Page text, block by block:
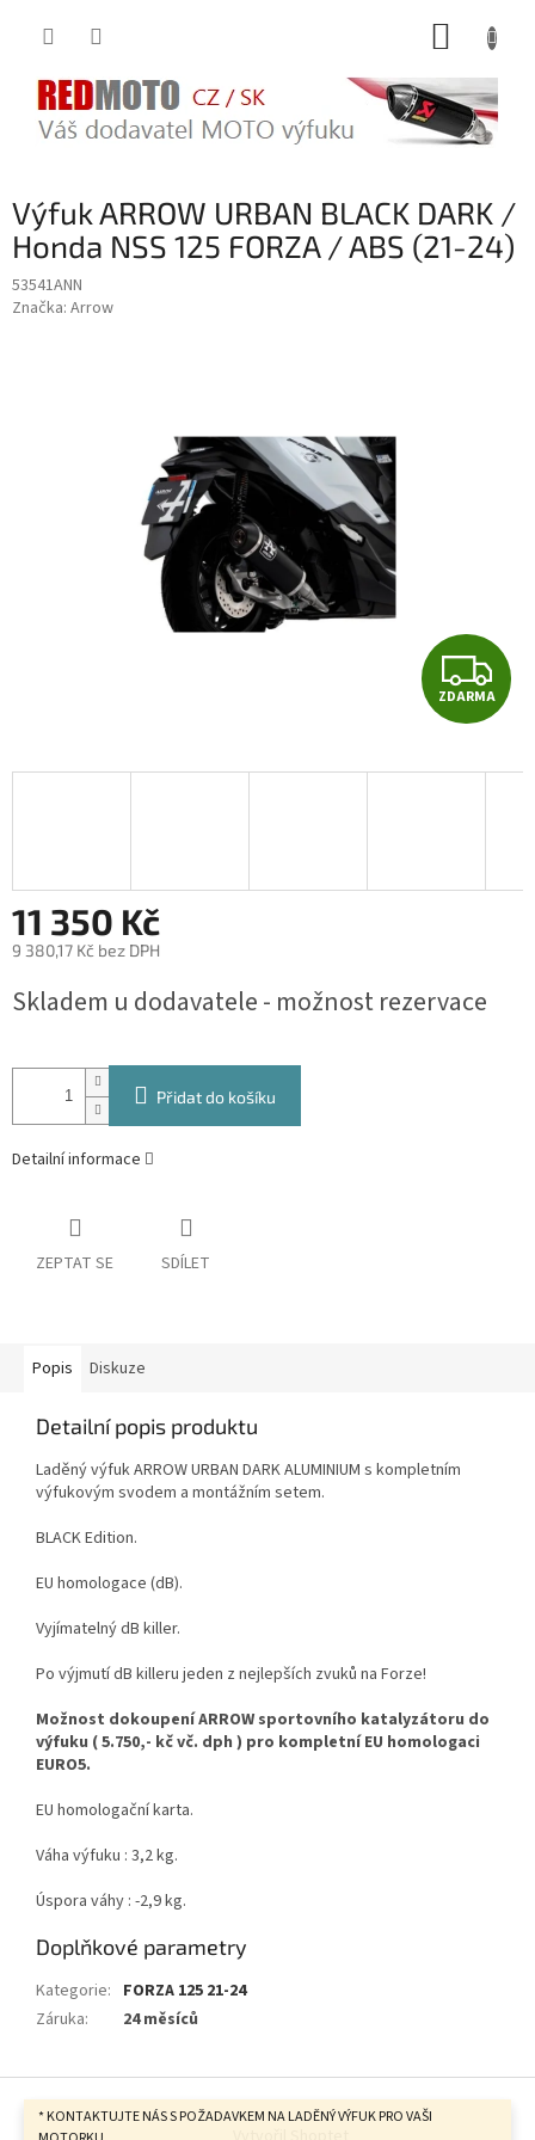
* KONTAKTUJTE NÁS S POŽADAVKEM NA LADĚNÝ VÝFUK PRO VAŠI
Výfuk ARROW URBAN BLACK DARK /
Honda NSS 125 FORZA / ABS (21-24)
53541ANN
Značka: Arrow
Z
D
A
ZDARMA
11 350 Kč
9 380,17 Kč bez DPH
cena:
Skladem u dodavatele - možnost rezervace
Přidat do košíku
Detailní informace
ZEPTAT SE SDÍLET
Popis Diskuze
Detailní popis produktu
Laděný výfuk ARROW URBAN DARK ALUMINIUM s kompletním
výfukovým svodem a montážním setem.
BLACK Edition.
EU homologace (dB).
Vyjímatelný dB killer.
Po výjmutí dB killeru jeden z nejlepších zvuků na Forze!
Možnost dokoupení ARROW sportovního katalyzátoru do
výfuku ( 5.750,- kč vč. dph ) pro kompletní EU homologaci
EURO5.
EU homologační karta.
Váha výfuku : 3,2 kg.
Úspora váhy : -2,9 kg.
Doplňkové parametry
Kategorie: FORZA 125 21-24
Záruka: 24 měsíců